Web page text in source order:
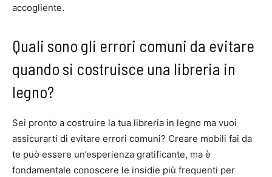
accogliente.
Quali sono gli errori comuni da evitare
quando si costruisce una libreria in
legno?
Sei pronto a costruire la tua libreria in legno ma vuoi
assicurarti di evitare errori comuni? Creare mobili fai da
te può essere un’esperienza gratificante, ma è
fondamentale conoscere le insidie più frequenti per